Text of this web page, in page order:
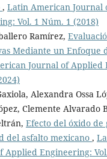
, Latin American Journal
Vol. 1 Núm. 1 (2018)
Ramírez,
Mediante un Enfoque
Journal of Applied
Alexandra Ossa
Clemente Alvarado
Efecto del óxido de
del asfalto mexicano ,
Applied Engineering: